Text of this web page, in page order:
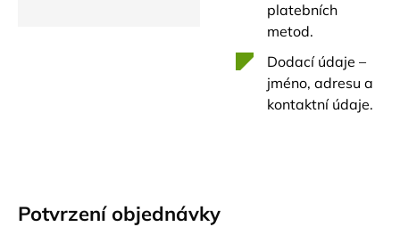
platebních
metod.
Dodací údaje –
jméno, adresu a
kontaktní údaje.
Potvrzení objednávky